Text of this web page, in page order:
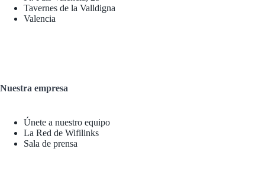
Tavernes de la Valldigna
Valencia
Nuestra empresa
Únete a nuestro equipo
La Red de Wifilinks
Sala de prensa